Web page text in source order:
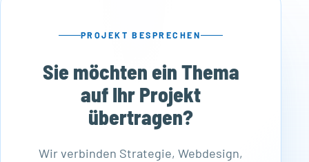
PROJEKT BESPRECHEN
Sie möchten ein Thema
auf Ihr Projekt
übertragen?
Wir verbinden Strategie, Webdesign,